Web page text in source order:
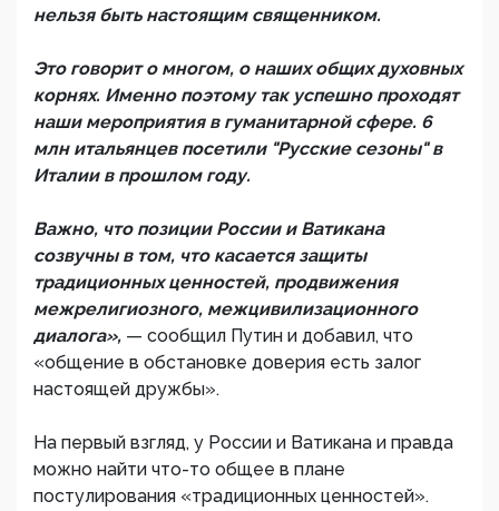
нельзя быть настоящим священником.
Это говорит о многом, о наших общих духовных
корнях. Именно поэтому так успешно проходят
наши мероприятия в гуманитарной сфере. 6
млн итальянцев посетили "Русские сезоны" в
Италии в прошлом году.
Важно, что позиции России и Ватикана
созвучны в том, что касается защиты
традиционных ценностей, продвижения
межрелигиозного, межцивилизационного
диалога», — сообщил Путин и добавил, что
«общение в обстановке доверия есть залог
настоящей дружбы».
На первый взгляд, у России и Ватикана и правда
можно найти что-то общее в плане
постулирования «традиционных ценностей».